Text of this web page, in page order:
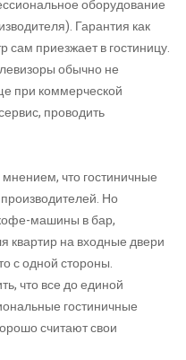
оборудование
Гарантия как
сам приезжает в гостиницу.
обычно не
при коммерческой
проводить
мнением, что гостиничные
Но
машины в бар,
квартир на входные двери
с одной стороны.
что все до единой
гостиничные
считают свои